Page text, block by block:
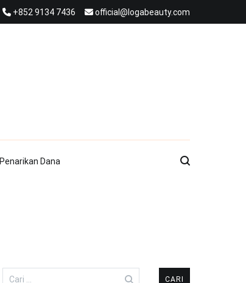
+852 9134 7436 official@logabeauty.com
Penarikan Dana
Cari